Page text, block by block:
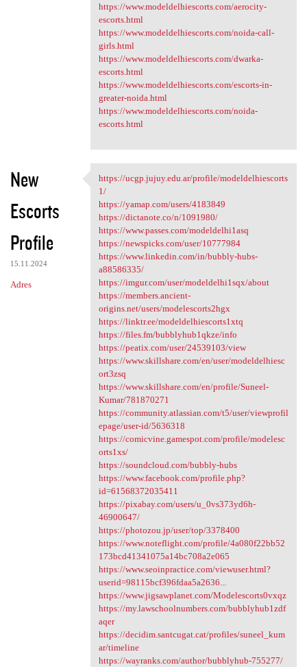
https://www.modeldelhiescorts.com/aerocity-
escorts.html
https://www.modeldelhiescorts.com/noida-call-
girls.html
https://www.modeldelhiescorts.com/dwarka-
escorts.html
https://www.modeldelhiescorts.com/escorts-in-
greater-noida.html
https://www.modeldelhiescorts.com/noida-
escorts.html
New
Escorts
Profile
15.11.2024
Adres
https://ucgp.jujuy.edu.ar
https://ucgp.jujuy.edu.ar/profile/modeldelhiescorts
1/
https://yamap.com/users/4183849
https://dictanote.co/n/1091980/
https://www.passes.com/modeldelhi1asq
https://newspicks.com/user/10777984
https://www.linkedin.com/in/bubbly-hubs-
a88586335/
https://imgur.com/user/modeldelhi1sqx/about
https://members.ancient-
origins.net/users/modelescorts2hgx
https://linktr.ee/modeldelhiescorts1xtq
https://files.fm/bubblyhub1qkze/info
https://peatix.com/user/24539103/view
https://www.skillshare.com/en/user/modeldelhiesc
ort3zsq
https://www.skillshare.com/en/profile/Suneel-
Kumar/781870271
https://community.atlassian.com/t5/user/viewprofil
epage/user-id/5636318
https://comicvine.gamespot.com/profile/modelesc
orts1xs/
https://soundcloud.com/bubbly-hubs
https://www.facebook.com/profile.php?
id=61568372035411
https://pixabay.com/users/u_0vs373yd6h-
46900647/
https://photozou.jp/user/top/3378400
https://www.noteflight.com/profile/4a080f22bb52
173bcd41341075a14bc708a2e065
https://www.seoinpractice.com/viewuser.html?
userid=98115bcf396fdaa5a2636...
https://www.jigsawplanet.com/Modelescorts0vxqz
https://my.lawschoolnumbers.com/bubblyhub1zdf
aqer
https://decidim.santcugat.cat/profiles/suneel_kum
ar/timeline
https://wayranks.com/author/bubblyhub-755277/